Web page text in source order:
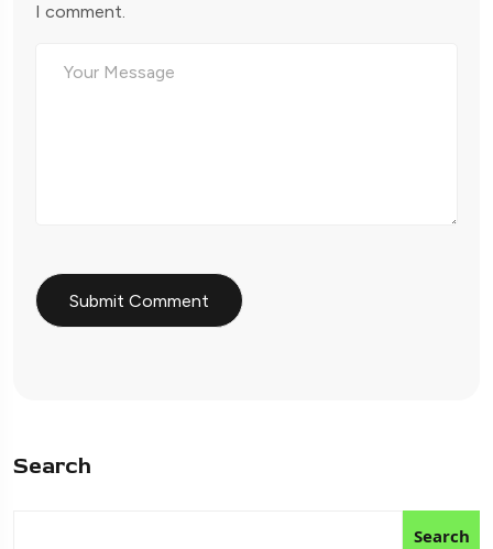
I comment.
Search
Search